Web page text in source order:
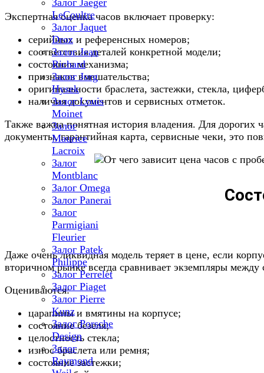
Залог Jaeger
LeCoultre
Залог Jaquet
Droz
Залог Jean
Richard
Залог Jorg
Hysek
Залог Louis
Moinet
Залог
Maurice
Lacroix
Залог
Montblanc
Залог Omega
Залог Panerai
Залог
Parmigiani
Fleurier
Залог Patek
Philippe
Залог Perrelet
Залог Piaget
Залог Pierre
Kunz
Залог Porsche
Design
Залог
Raymond
Экспертная оценка часов включает проверку:
серийных и референсных номеров;
соответствия деталей конкретной модели;
состояния механизма;
признаков вмешательства;
оригинальности браслета, застежки, стекла,
наличия документов и сервисных отметок.
Также важна понятная история владения. Для дорогих
документы, гарантийная карта, сервисные чеки, это
Даже очень ликвидная модель теряет в цене, если
вторичном рынке всегда сравнивает экземпляры
Оцениваются:
царапины и вмятины на корпусе;
состояние безеля;
целостность стекла;
износ браслета или ремня;
состояние застежки;